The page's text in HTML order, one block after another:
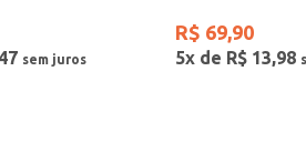
R$ 69,90
5x de R$ 13,98